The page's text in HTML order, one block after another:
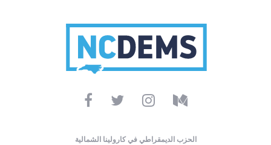
الحزب الديمقراطي في كارولينا الشمالية